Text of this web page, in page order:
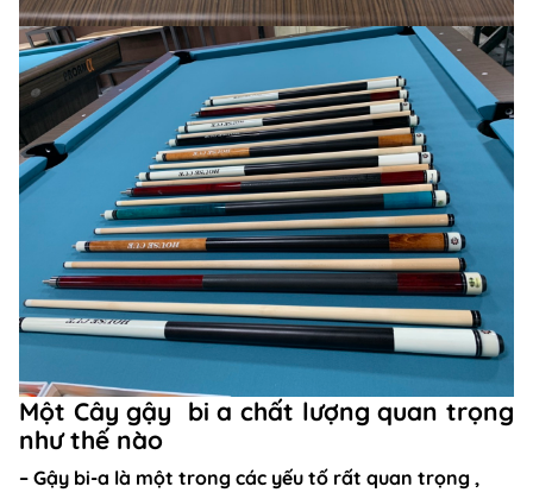
Một Cây gậy bi a chất lượng quan trọng
như thế nào
– Gậy bi-a là một trong các yếu tố rất quan trọng ,